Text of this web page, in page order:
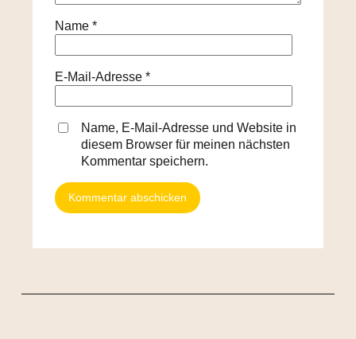
Name*
E-Mail-Adresse*
Name, E-Mail-Adresse und Website in
diesem Browser für meinen nächsten
Kommentar speichern.